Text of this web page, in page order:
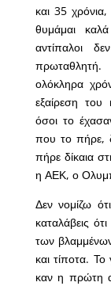
και 35
θυμάμαι
αντίπαλοι
ολόκληρα
εξαίρεση
όσοι το
που το πήρε,
πήρε δίκαια
η ΑΕΚ, ο
Δεν νομίζω
καταλάβεις
των
και τίποτα.
καν η πρώτη